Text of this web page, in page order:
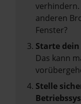
verhindern.
anderen
Fenster?
Starte
Das kann
Stelle